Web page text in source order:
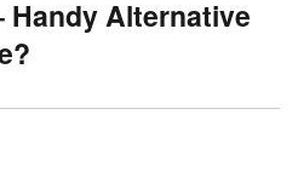
Handy Alternative